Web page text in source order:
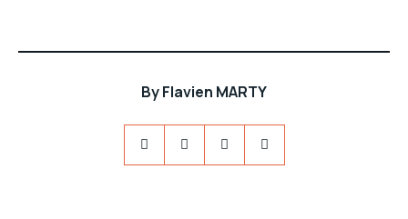
ByFlavien MARTY